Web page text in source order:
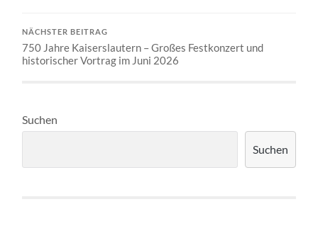
NÄCHSTER BEITRAG
750 Jahre Kaiserslautern – Großes Festkonzert und
historischer Vortrag im Juni 2026
Suchen
Suchen